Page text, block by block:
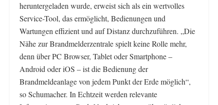
heruntergeladen wurde, erweist sich als ein wertvolles
Service-Tool, das ermöglicht, Bedienungen und
Wartungen effizient und auf Distanz durchzuführen. „Die
Nähe zur Brandmelderzentrale spielt keine Rolle mehr,
denn über PC Browser, Tablet oder Smartphone –
Android oder iOS – ist die Bedienung der
Brandmeldeanlage von jedem Punkt der Erde möglich“,
so Schumacher. In Echtzeit werden relevante